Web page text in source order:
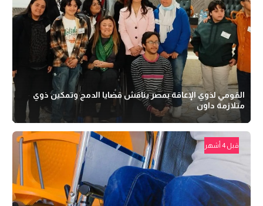
القومي لذوي الإعاقة بمصر يناقش قضايا الدمج وتمكين ذوي
متلازمة داون
قبل 4 أشهر